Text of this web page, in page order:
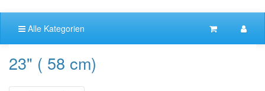
Alle Kategorien
23" ( 58 cm)